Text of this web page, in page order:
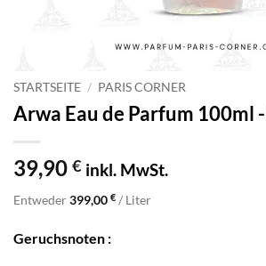
STARTSEITE / PARIS CORNER
Arwa Eau de Parfum 100ml
39,90 € inkl. MwSt.
Entweder399,00 € / Liter
Geruchsnoten :